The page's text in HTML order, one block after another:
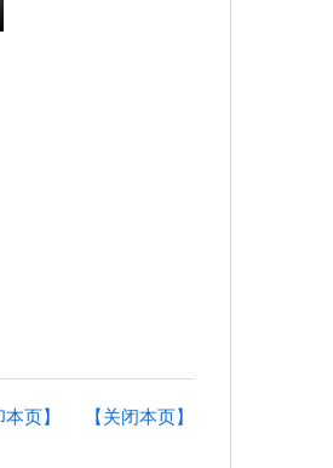
【关闭本页】
本页】